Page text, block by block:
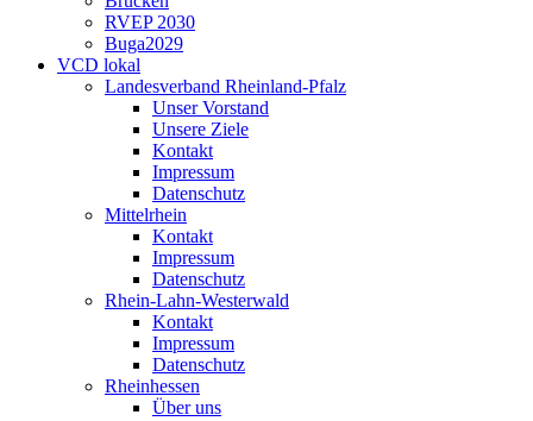
RVEP 2030
Buga2029
VCD lokal
Landesverband Rheinland-Pfalz
Unser Vorstand
Unsere Ziele
Kontakt
Impressum
Datenschutz
Mittelrhein
Kontakt
Impressum
Datenschutz
Rhein-Lahn-Westerwald
Kontakt
Impressum
Datenschutz
Rheinhessen
Über uns